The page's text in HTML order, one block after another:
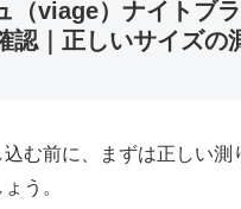
（viage）ナイトブ
認｜正しいサイズの
む前に、まずは正しい測
う。